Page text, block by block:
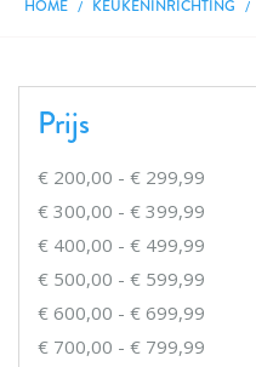
HOME KEUKENINRICHTING
Prijs
€ 200,00 - € 299,99
€ 300,00 - € 399,99
€ 400,00 - € 499,99
€ 500,00 - € 599,99
€ 600,00 - € 699,99
€ 700,00 - € 799,99